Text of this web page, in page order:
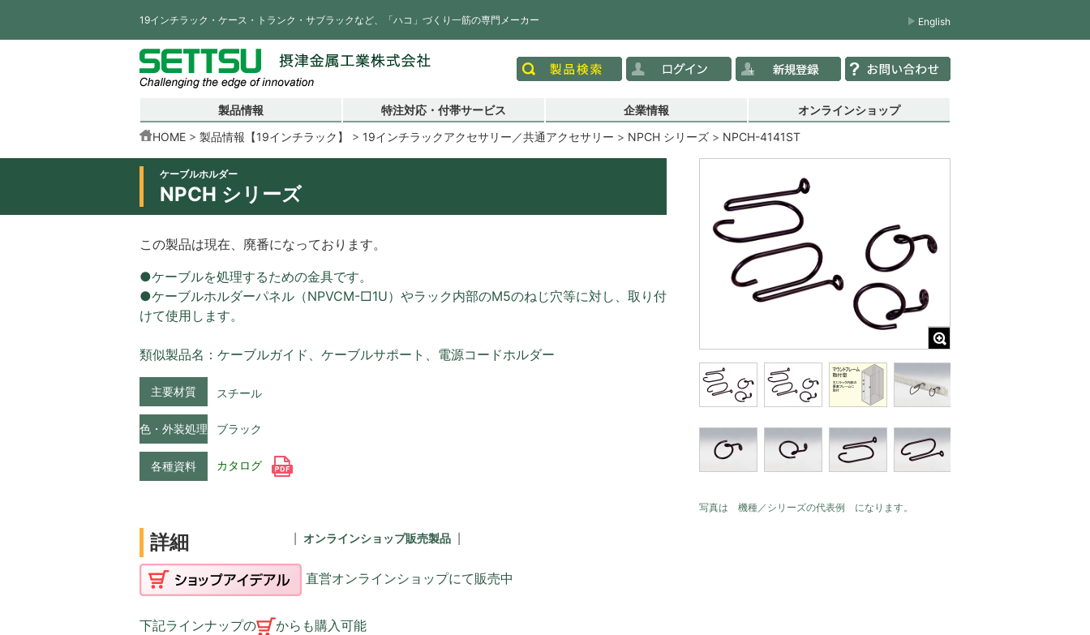
19インチラック・ケース・トランク・サブラックなど、「ハコ」づくり一筋の専門メーカー English
製品情報 特注対応・付帯サービス 企業情報 オンラインショップ
HOME 製品情報【19インチラック】 19インチラックアクセサリー／共通アクセサリー NPCH シリーズ NPCH-4141ST
ケーブルホルダー
NPCH シリーズ
この製品は現在、廃番になっております。
●ケーブルを処理するための金具です。
●ケーブルホルダーパネル（NPVCM-□1U）やラック内部のM5のねじ穴等に対し、取り付
けて使用します。
類似製品名：ケーブルガイド、ケーブルサポート、電源コードホルダー
主要材質 スチール
色・外装処理 ブラック
各種資料 カタログ
写真は 機種／シリーズの代表例 になります。
詳細 オンラインショップ販売製品
直営オンラインショップにて販売中
下記ラインナップの からも購入可能